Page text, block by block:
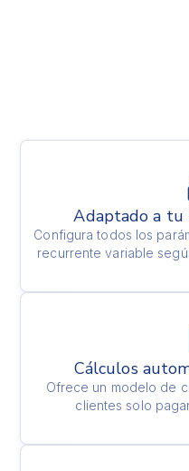
Adaptado a tu
Configura todos los
recurrente variable
Cálculos
Ofrece un modelo de
clientes solo